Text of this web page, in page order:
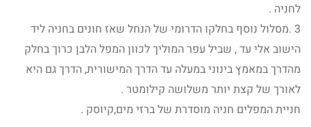
לחניה .
3 .מסלול נוסף בחלקו הדרומי של הנחל שאז חונים בחניה ליד
הישוב אלי עד , שביל עפר המוליך לכוון המפל הלבן כרוך בחלק
מהדרך במאמץ בינוני במעלה עד הדרך המישורית, הדרך גם היא
לאורך של קצת יותר משלושה קילומטר .
חניית המפלים חניה מוסדרת של ברזי מים,קיוסק .